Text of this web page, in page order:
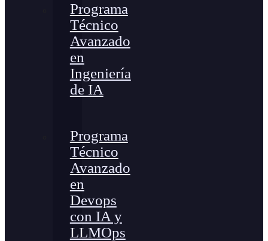
Programa
Técnico
Avanzado
en
Ingeniería
de IA
Programa
Técnico
Avanzado
en
Devops
con IA y
LLMOps